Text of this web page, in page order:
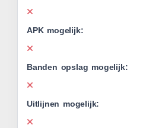
APK mogelijk:
Banden opslag mogelijk:
Uitlijnen mogelijk: